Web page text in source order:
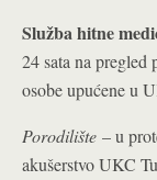
Služba hitne
24 sata na
osobe upućene u
Porodilište – u
akušerstvo UKC